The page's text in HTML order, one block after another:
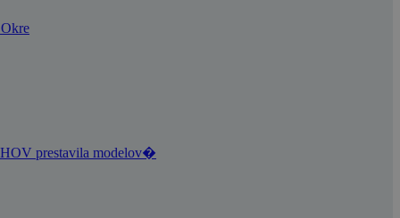
prestavila modelov�